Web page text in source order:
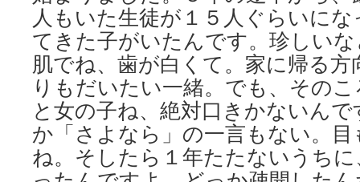
人もいた生徒が１５人ぐらいに
てきた子がいたんです。珍しい
肌でね、歯が白くて。家に帰る
りもだいたい一緒。でも、その
と女の子ね、絶対口きかないん
か「さよなら」の一言もない。
ね。そしたら１年たたないうち